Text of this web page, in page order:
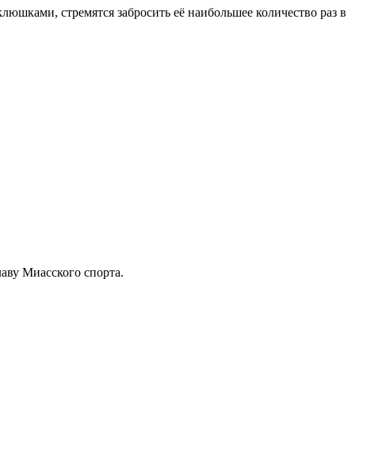
стремятся забросить её наибольшее количество раз в
Миасского спорта.